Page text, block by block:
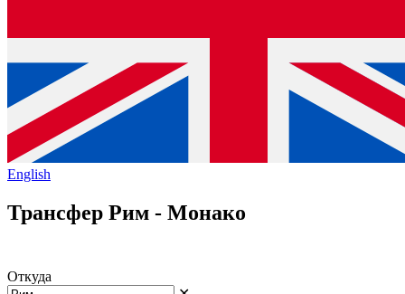
English
Трансфер Рим - Монако
Откуда